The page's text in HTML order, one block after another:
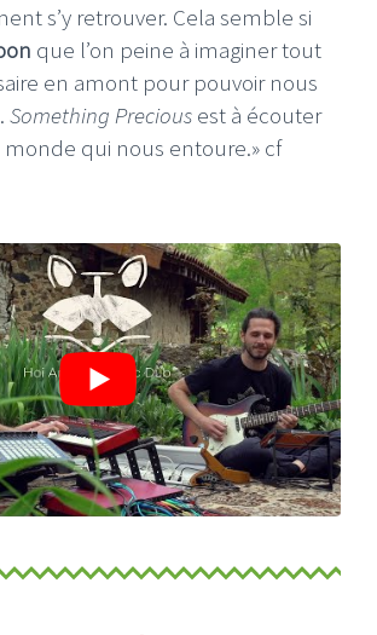
s’y retrouver. Cela semble si
que l’on peine à imaginer tout
en amont pour pouvoir nous
Something Precious est à écouter
monde qui nous entoure.» cf